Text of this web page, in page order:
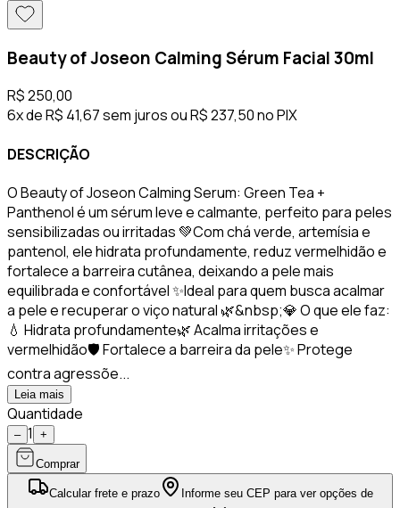
Beauty of Joseon Calming Sérum Facial 30ml
R$ 250,00
6x de R$ 41,67 sem jurosouR$ 237,50no PIX
DESCRIÇÃO
O Beauty of Joseon Calming Serum: Green Tea +
Panthenol é um sérum leve e calmante, perfeito para peles
sensibilizadas ou irritadas 💚Com chá verde, artemísia e
pantenol, ele hidrata profundamente, reduz vermelhidão e
fortalece a barreira cutânea, deixando a pele mais
equilibrada e confortável ✨Ideal para quem busca acalmar
a pele e recuperar o viço natural 🌿&nbsp;💎 O que ele faz:
💧 Hidrata profundamente🌿 Acalma irritações e
vermelhidão🛡️ Fortalece a barreira da pele✨ Protege
contra agressõe...
Leia mais
Quantidade
– 1 +
Comprar
Calcular frete e prazo
Informe seu CEP para ver opções de